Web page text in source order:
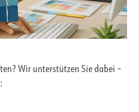
Wir unterstützen Sie dabei –